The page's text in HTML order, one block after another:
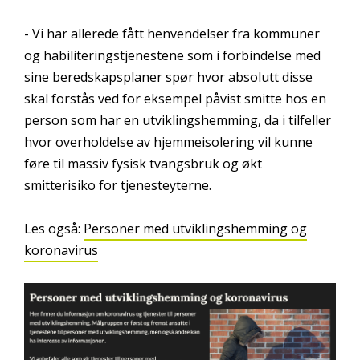
- Vi har allerede fått henvendelser fra kommuner
og habiliteringstjenestene som i forbindelse med
sine beredskapsplaner spør hvor absolutt disse
skal forstås ved for eksempel påvist smitte hos en
person som har en utviklingshemming, da i tilfeller
hvor overholdelse av hjemmeisolering vil kunne
føre til massiv fysisk tvangsbruk og økt
smitterisiko for tjenesteyterne.
Les også: Personer med utviklingshemming og
koronavirus